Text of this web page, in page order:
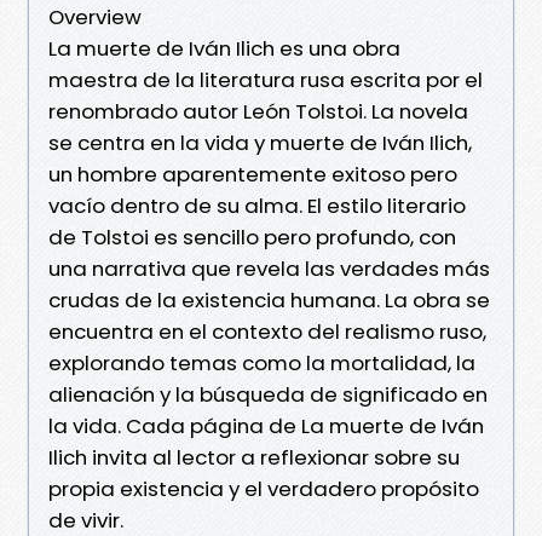
Overview
La muerte de Iván Ilich es una obra
maestra de la literatura rusa escrita por el
renombrado autor León Tolstoi. La novela
se centra en la vida y muerte de Iván Ilich,
un hombre aparentemente exitoso pero
vacío dentro de su alma. El estilo literario
de Tolstoi es sencillo pero profundo, con
una narrativa que revela las verdades más
crudas de la existencia humana. La obra se
encuentra en el contexto del realismo ruso,
explorando temas como la mortalidad, la
alienación y la búsqueda de significado en
la vida. Cada página de La muerte de Iván
Ilich invita al lector a reflexionar sobre su
propia existencia y el verdadero propósito
de vivir.